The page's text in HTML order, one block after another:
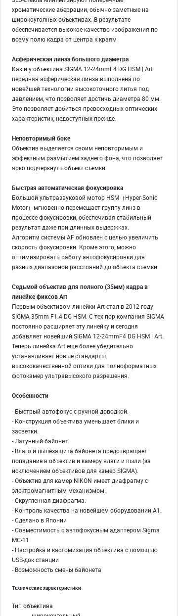
хроматические аберрации, обычно заметные на
широкоуголных объективах. В результате
обеспечивается высокое качество изображения по
всему полю кадра от центра к краям
Асферическая линза большого диаметра
Как и у объектива SIGMA 12-24mmF4 DG HSM | Art
передняя асферическая линза выполнена по
новейшей технологии высокоточного литья под
давлением, что позволяет достичь диаметра 80 мм.
Это позволяет добиться превосходных оптических
характеристик, недоступных прежде.
Неповторимый боке
Объектив выделяется своим неповторимым и
эффектным размытием заднего фона, что позволяет
ярко подчеркнуть объект съемки.
Быстрая автоматическая фокусировка
Большой ультразвуковой мотор HSM（Hyper-Sonic
Motor）мгновенно перемещает группу линз в
процессе фокусировки, обеспечивая стабильный
результат даже при длинных выдержках.
Алгоритм системы AF обновлен с целью увеличить
скорость фокусировки. Кроме этого, можно
оптимизировать работу автофокусировки для
разных диапазонов расстояний до объекта съемки.
Седьмой объектив для полного (35мм) кадра в
линейке фиксов Art
Первым объективом линейки Art стал в 2012 году
SIGMA 35mm F1.4 DG HSM. С тех пор компания SIGMA
постоянно расширяет эту линейку и сегодня
добавляет новейший SIGMA 12-24mmF4 DG HSM | Art.
Теперь линейка Art еще более убедительно
устанавливает новые стандарты
высококачественной оптики для полноформатных
фотокамер ультравысокого разрешения.
Особенности
- Быстрый автофокус с ручной доводкой.
- Конструкция объектива уменьшает блики и
засветки.
- Латунный байонет.
- Влаго и пылезащита байонета предотвращает
попадание в объектив и камеру влаги и пыли (за
исключением объективов для камер SIGMA).
- Объектив для камер NIKON имеет диафрагму с
электромагнитным механизмом.
- Скругленная диафрагма.
- Контроль качества на новейшем оборудовании А1.
- Сделано в Японии
- Совместимость с автофокусным адаптером Sigma
MC-11
- Настройка и кастомизация объектива с помощью
USB-док станции
- Возможность смены байонета
Технические характеристики
Тип объектива